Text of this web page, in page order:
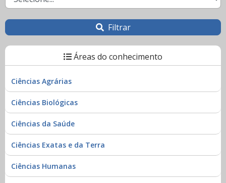
Filtrar
Áreas do conhecimento
Ciências Agrárias
Ciências Biológicas
Ciências da Saúde
Ciências Exatas e da Terra
Ciências Humanas